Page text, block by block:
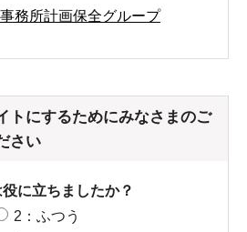
務所計画保全グループ
トにするためにみなさまのご
さい
に立ちましたか？
2：ふつう